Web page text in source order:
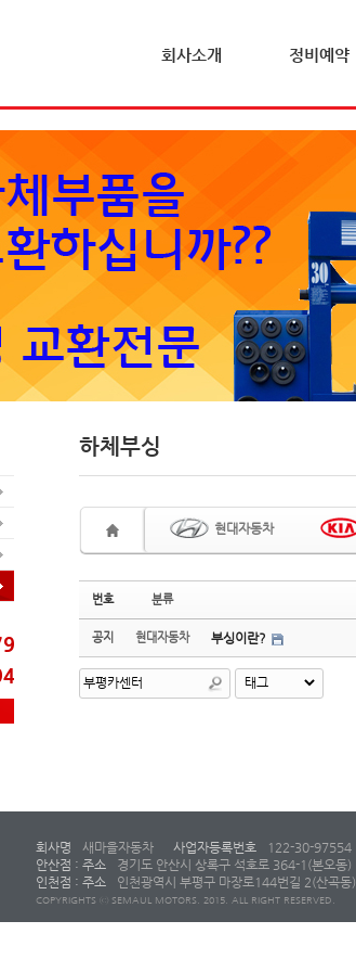
회사소개 정비예약
하체부싱
현대자동차
번호 분류
공지 현대자동차 부싱이란?
회사명 새마을자동차 사업자등록번호 122-30-97554
안산점 : 주소
경기도 안산시 상록구 석호로 364-1(본오동)
인천점 : 주소
인천광역시 부평구 마장로144번길 2(산곡동)
COPYRIGHTS ⓒ SEMAUL MOTORS. 2015. ALL RIGHT RESERVED.